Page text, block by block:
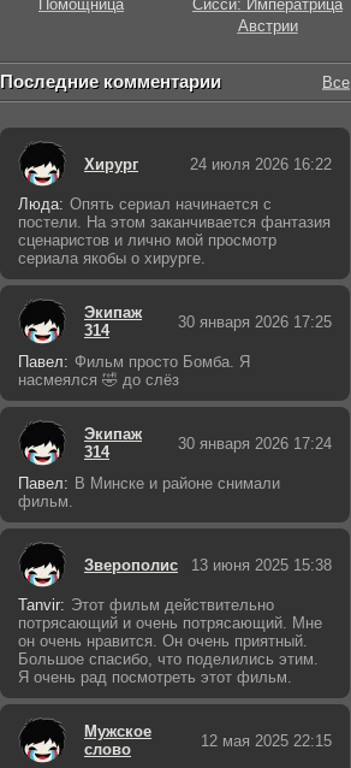
Помощница
Сисси: Императрица
Австрии
Последние комментарии Все
Хирург 24 июля 2026 16:22
Люда: Опять сериал начинается с
постели. На этом заканчивается фантазия
сценаристов и лично мой просмотр
сериала якобы о хирурге.
Экипаж
314
30 января 2026 17:25
Павел: Фильм просто Бомба. Я
насмеялся 🤣 до слёз
Экипаж
314
30 января 2026 17:24
Павел: В Минске и районе снимали
фильм.
Зверополис 13 июня 2025 15:38
Tanvir: Этот фильм действительно
потрясающий и очень потрясающий. Мне
он очень нравится. Он очень приятный.
Большое спасибо, что поделились этим.
Я очень рад посмотреть этот фильм.
Мужское
слово
12 мая 2025 22:15